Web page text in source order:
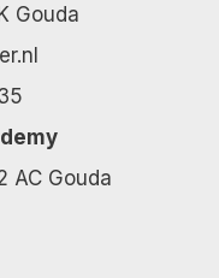
Gouda
AC Gouda